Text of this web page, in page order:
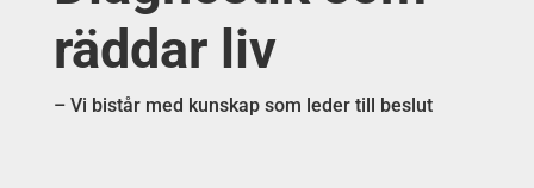
räddar liv
– Vi bistår med kunskap som leder till beslut